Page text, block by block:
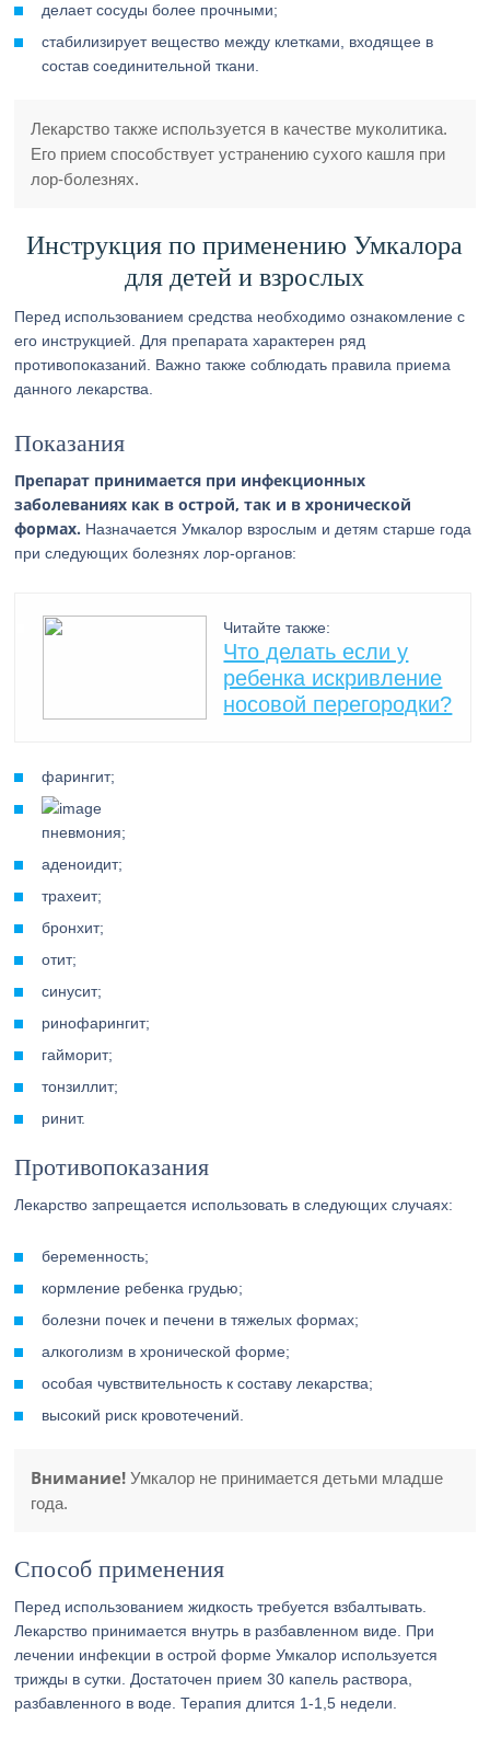
делает сосуды более прочными;
стабилизирует вещество между клетками, входящее в
состав соединительной ткани.
Лекарство также используется в качестве муколитика.
Его прием способствует устранению сухого кашля при
лор-болезнях.
Инструкция по применению Умкалора
для детей и взрослых
Перед использованием средства необходимо ознакомление с
его инструкцией. Для препарата характерен ряд
противопоказаний. Важно также соблюдать правила приема
данного лекарства.
Показания
Препарат принимается при инфекционных
заболеваниях как в острой, так и в хронической
формах. Назначается Умкалор взрослым и детям старше года
при следующих болезнях лор-органов:
Читайте также:
Что делать если у
ребенка искривление
носовой перегородки?
фарингит;
пневмония;
аденоидит;
трахеит;
бронхит;
отит;
синусит;
ринофарингит;
гайморит;
тонзиллит;
ринит.
Противопоказания
Лекарство запрещается использовать в следующих случаях:
беременность;
кормление ребенка грудью;
болезни почек и печени в тяжелых формах;
алкоголизм в хронической форме;
особая чувствительность к составу лекарства;
высокий риск кровотечений.
Внимание! Умкалор не принимается детьми младше
года.
Способ применения
Перед использованием жидкость требуется взбалтывать.
Лекарство принимается внутрь в разбавленном виде. При
лечении инфекции в острой форме Умкалор используется
трижды в сутки. Достаточен прием 30 капель раствора,
разбавленного в воде. Терапия длится 1-1,5 недели.